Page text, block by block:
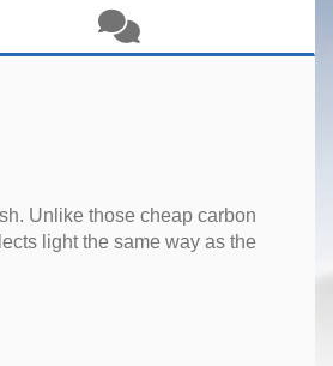
Unlike those cheap carbon
light the same way as the